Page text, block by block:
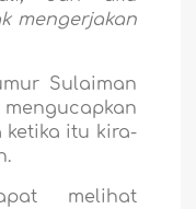
mengerjakan
Sulaiman
ketika itu kira-
melihat